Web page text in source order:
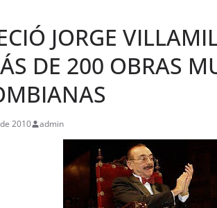
JORGE
DE 200 OBRAS
2010 admin